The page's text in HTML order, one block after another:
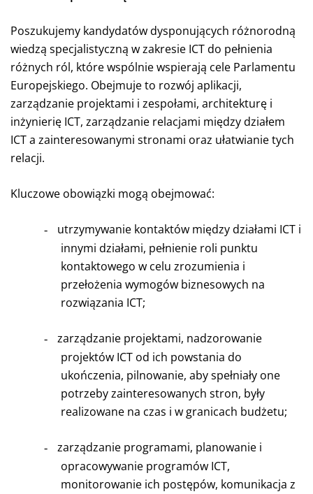
Poszukujemy kandydatów dysponujących różnorodną
wiedzą specjalistyczną w zakresie ICT do pełnienia
różnych ról, które wspólnie wspierają cele Parlamentu
Europejskiego. Obejmuje to rozwój aplikacji,
zarządzanie projektami i zespołami, architekturę i
inżynierię ICT, zarządzanie relacjami między działem
ICT a zainteresowanymi stronami oraz ułatwianie tych
relacji.
Kluczowe obowiązki mogą obejmować:
-
utrzymywanie kontaktów między działami ICT i
innymi działami, pełnienie roli punktu
kontaktowego w celu zrozumienia i
przełożenia wymogów biznesowych na
rozwiązania ICT;
-
zarządzanie projektami, nadzorowanie
projektów ICT od ich powstania do
ukończenia, pilnowanie, aby spełniały one
potrzeby zainteresowanych stron, były
realizowane na czas i w granicach budżetu;
-
zarządzanie programami, planowanie i
opracowywanie programów ICT,
monitorowanie ich postępów, komunikacja z